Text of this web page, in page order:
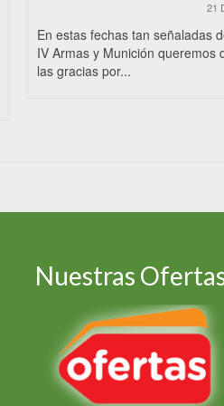
21
En estas fechas tan señaladas
IV Armas y Munición queremos
las gracias por...
Nuestras